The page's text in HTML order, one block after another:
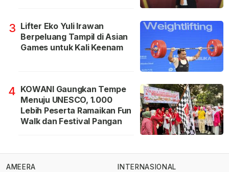
3 Lifter Eko Yuli Irawan
Berpeluang Tampil di Asian
Games untuk Kali Keenam
4 KOWANI Gaungkan Tempe
Menuju UNESCO, 1.000
Lebih Peserta Ramaikan Fun
Walk dan Festival Pangan
AMEERA INTERNASIONAL